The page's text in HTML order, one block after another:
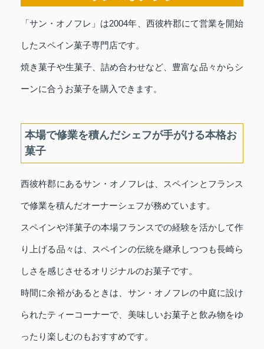
「サン・オノフレ」は2004年、西彼杵郡にて営業を開始
したスペイン菓子専門店です。
焼き菓子や生菓子、詰め合わせなど、豊富な品々からシ
ーンに合うお菓子を購入できます。
本場で修業を積んだシェフが手がける本格お
菓子
西彼杵郡にあるサン・オノフレは、スペインとフランス
で修業を積んだオーナーシェフが務めています。
スペインや洋菓子の本場フランスでの経験を活かして作
り上げる品々は、スペインの伝統を継承しつつも長崎ら
しさを感じさせるオリジナルのお菓子です。
時間に余裕があるときは、サン・オノフレの中庭に設け
られたティーコーナーで、美味しいお菓子と飲み物をゆ
ったり楽しむのもおすすめです。